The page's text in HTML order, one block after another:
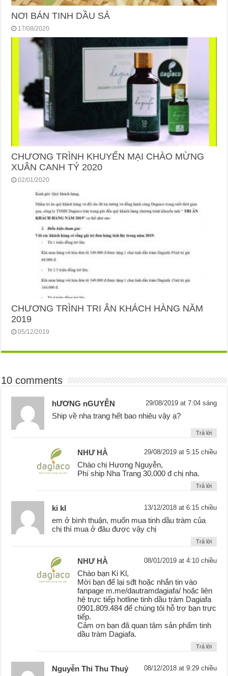
NƠI BÁN TINH DẦU SẢ
17/08/2020
CHƯƠNG TRÌNH KHUYẾN MẠI CHÀO MỪNG
XUÂN CANH TÝ 2020
02/01/2020
CHƯƠNG TRÌNH TRI ÂN KHÁCH HÀNG NĂM
2019
05/12/2019
10 comments
hƯƠNG nGUYỄN 29/08/2019 at 7:04 sáng
Ship về nha trang hết bao nhiêu vậy ạ?
Trả lời
NHƯ HÀ 29/08/2019 at 5:15 chiều
Chào chị Hương Nguyễn,
Phí ship Nha Trang 30.000 đ chị nha.
Trả lời
ki kl 13/12/2018 at 6:15 chiều
em ở bình thuận, muốn mua tinh dầu tràm của
chị thì mua ở đâu được vậy chị
Trả lời
NHƯ HÀ 08/01/2019 at 4:10 chiều
Chào bạn Ki Kl,
Mời bạn để lại sđt hoặc nhắn tin vào
fanpage m.me/dautramdagiafa/ hoặc liên
hệ trực tiếp hotline tinh dầu tràm Dagiafa
0901.809.484 để chúng tôi hỗ trợ bạn trực
tiếp.
Cảm ơn bạn đã quan tâm sản phẩm tinh
dầu tràm Dagiafa.
Trả lời
Nguyễn Thi Thu Thuỷ 08/12/2018 at 9:29 chiều